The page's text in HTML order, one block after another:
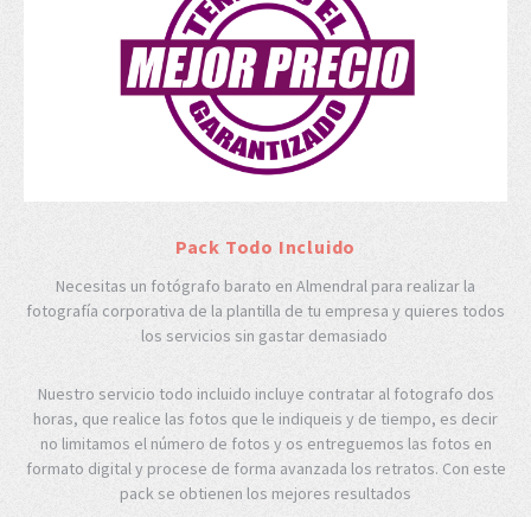
Pack Todo Incluido
Necesitas un fotógrafo barato en Almendral para realizar la
fotografía corporativa de la plantilla de tu empresa y quieres todos
los servicios sin gastar demasiado
Nuestro servicio todo incluido incluye contratar al fotografo dos
horas, que realice las fotos que le indiqueis y de tiempo, es decir
no limitamos el número de fotos y os entreguemos las fotos en
formato digital y procese de forma avanzada los retratos. Con este
pack se obtienen los mejores resultados